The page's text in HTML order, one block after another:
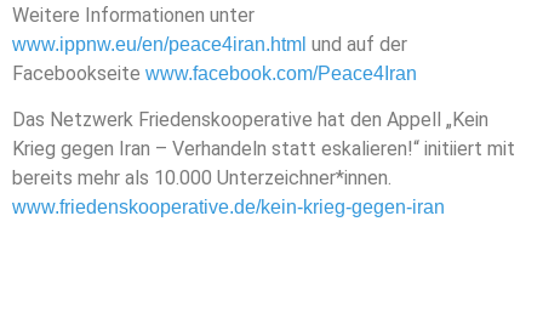
Weitere Informationen unter
www.ippnw.eu/en/peace4iran.html und auf der
Facebookseite www.facebook.com/Peace4Iran
Das Netzwerk Friedenskooperative hat den Appell „Kein
Krieg gegen Iran – Verhandeln statt eskalieren!“ initiiert mit
bereits mehr als 10.000 Unterzeichner*innen.
www.friedenskooperative.de/kein-krieg-gegen-iran